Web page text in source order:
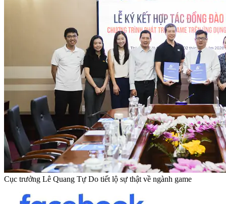
Cục trưởng Lê Quang Tự Do tiết lộ sự thật về ngành game